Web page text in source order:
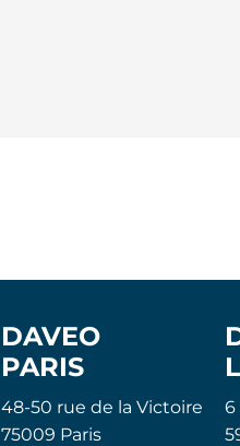
DAVEO
PARIS
48-50 rue de la Victoire
75009 Paris
6